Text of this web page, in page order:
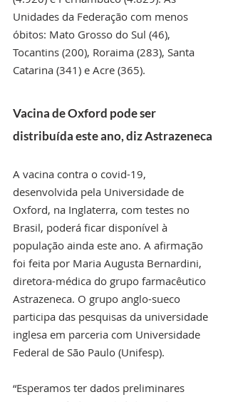
Unidades da Federação com menos
óbitos: Mato Grosso do Sul (46),
Tocantins (200), Roraima (283), Santa
Catarina (341) e Acre (365).
Vacina de Oxford pode ser
distribuída este ano, diz Astrazeneca
A vacina contra o covid-19,
desenvolvida pela Universidade de
Oxford, na Inglaterra, com testes no
Brasil, poderá ficar disponível à
população ainda este ano. A afirmação
foi feita por Maria Augusta Bernardini,
diretora-médica do grupo farmacêutico
Astrazeneca. O grupo anglo-sueco
participa das pesquisas da universidade
inglesa em parceria com Universidade
Federal de São Paulo (Unifesp).
“Esperamos ter dados preliminares